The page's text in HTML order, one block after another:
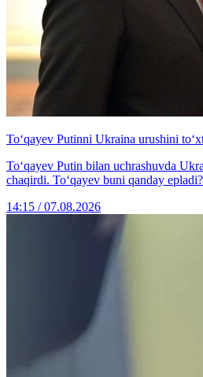
To‘qayev Putinni Ukraina urushini
To‘qayev Putin bilan uchrashuvda
chaqirdi. To‘qayev buni qanday epladi?
14:15 / 07.08.2026